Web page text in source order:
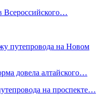
Всероссийского…
путепровода на Новом
довела алтайского…
на проспекте…